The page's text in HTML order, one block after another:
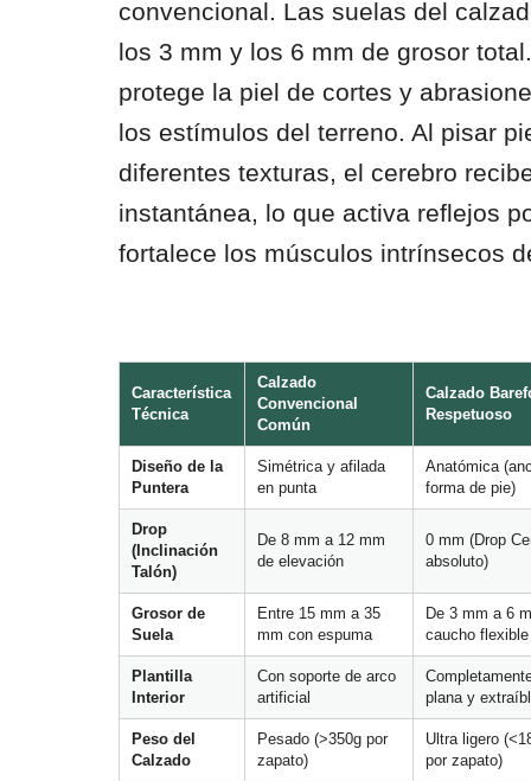
convencional. Las suelas del
los 3 mm y los 6 mm de grosor
protege la piel de cortes y
los estímulos del terreno. Al pisar
diferentes texturas, el cerebro
instantánea, lo que activa reflejos
fortalece los músculos intrínsecos
Característica
Técnica
Calzado
Convencional
Común
Calzado
Respetuoso
Diseño de la
Puntera
Simétrica y afilada
en punta
Anatómica
forma de pie)
Drop
(Inclinación
Talón)
De 8 mm a 12 mm
de elevación
0 mm (Drop
absoluto)
Grosor de
Suela
Entre 15 mm a 35
mm con espuma
De 3 mm a 6
caucho flexible
Plantilla
Interior
Con soporte de arco
artificial
plana y
Peso del
Calzado
Pesado (>350g por
zapato)
Ultra ligero
por zapato)